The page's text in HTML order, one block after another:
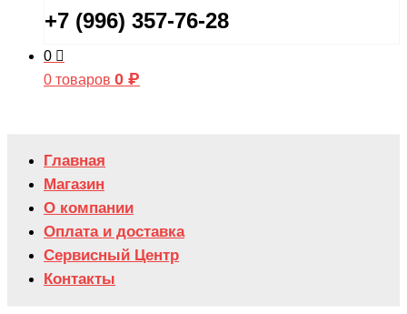
+7 (996) 357-76-28
0
0 товаров 0 ₽
Главная
Магазин
О компании
Оплата и доставка
Сервисный Центр
Контакты